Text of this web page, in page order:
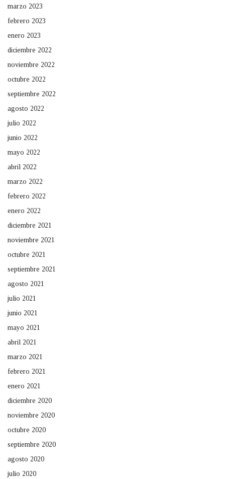
marzo 2023
febrero 2023
enero 2023
diciembre 2022
noviembre 2022
octubre 2022
septiembre 2022
agosto 2022
julio 2022
junio 2022
mayo 2022
abril 2022
marzo 2022
febrero 2022
enero 2022
diciembre 2021
noviembre 2021
octubre 2021
septiembre 2021
agosto 2021
julio 2021
junio 2021
mayo 2021
abril 2021
marzo 2021
febrero 2021
enero 2021
diciembre 2020
noviembre 2020
octubre 2020
septiembre 2020
agosto 2020
julio 2020